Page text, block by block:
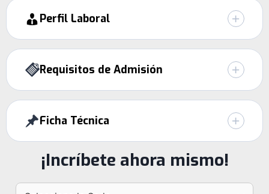
Perfil Laboral
Requisitos de Admisión
Ficha Técnica
¡Incríbete ahora mismo!